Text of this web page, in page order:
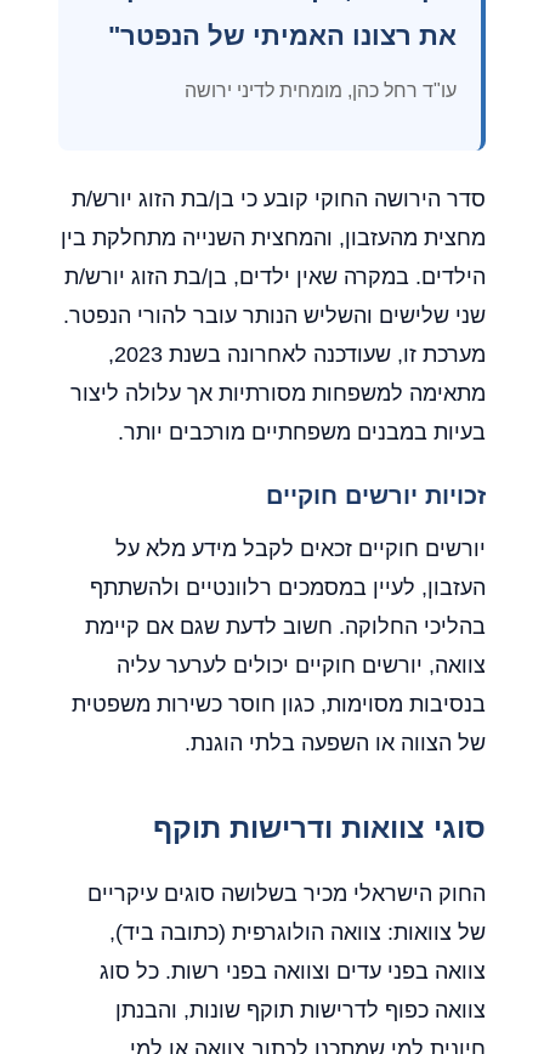
את רצונו האמיתי של הנפטר"
עו"ד רחל כהן, מומחית לדיני ירושה
סדר הירושה החוקי קובע כי בן/בת הזוג יורש/ת
מחצית מהעזבון, והמחצית השנייה מתחלקת בין
הילדים. במקרה שאין ילדים, בן/בת הזוג יורש/ת
שני שלישים והשליש הנותר עובר להורי הנפטר.
מערכת זו, שעודכנה לאחרונה בשנת 2023,
מתאימה למשפחות מסורתיות אך עלולה ליצור
בעיות במבנים משפחתיים מורכבים יותר.
זכויות יורשים חוקיים
יורשים חוקיים זכאים לקבל מידע מלא על
העזבון, לעיין במסמכים רלוונטיים ולהשתתף
בהליכי החלוקה. חשוב לדעת שגם אם קיימת
צוואה, יורשים חוקיים יכולים לערער עליה
בנסיבות מסוימות, כגון חוסר כשירות משפטית
של הצווה או השפעה בלתי הוגנת.
סוגי צוואות ודרישות תוקף
החוק הישראלי מכיר בשלושה סוגים עיקריים
של צוואות: צוואה הולוגרפית (כתובה ביד),
צוואה בפני עדים וצוואה בפני רשות. כל סוג
צוואה כפוף לדרישות תוקף שונות, והבנתן
חיונית למי שמתכנן לכתוב צוואה או למי